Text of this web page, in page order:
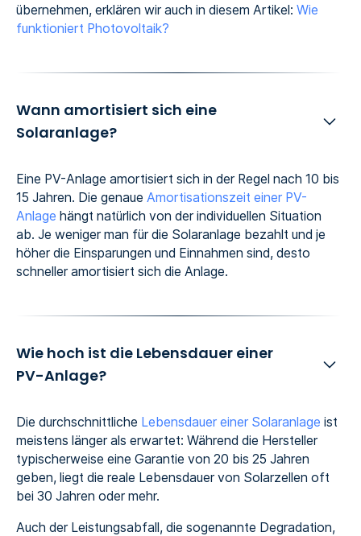
übernehmen, erklären wir auch in diesem Artikel: Wie
funktioniert Photovoltaik?
Wann amortisiert sich eine
Solaranlage?
Eine PV-Anlage amortisiert sich in der Regel nach 10 bis
15 Jahren. Die genaue Amortisationszeit einer PV-
Anlage hängt natürlich von der individuellen Situation
ab. Je weniger man für die Solaranlage bezahlt und je
höher die Einsparungen und Einnahmen sind, desto
schneller amortisiert sich die Anlage.
Wie hoch ist die Lebensdauer einer
PV-Anlage?
Die durchschnittliche Lebensdauer einer Solaranlage ist
meistens länger als erwartet: Während die Hersteller
typischerweise eine Garantie von 20 bis 25 Jahren
geben, liegt die reale Lebensdauer von Solarzellen oft
bei 30 Jahren oder mehr.
Auch der Leistungsabfall, die sogenannte Degradation,